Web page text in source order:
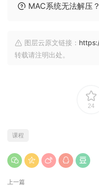
MAC系统无法解压
图层云原文链接：
转载请注明出处。
24
课程
上一篇